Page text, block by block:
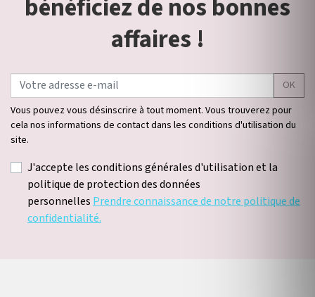
bénéficiez de nos bonnes
affaires !
OK
Vous pouvez vous désinscrire à tout moment. Vous trouverez pour
cela nos informations de contact dans les conditions d'utilisation du
site.
J'accepte les conditions générales d'utilisation et la
politique de protection des données
personnelles Prendre connaissance de notre politique de
confidentialité.